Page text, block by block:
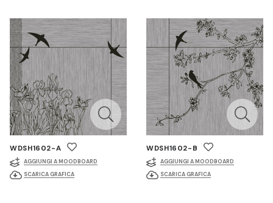
WDSH1602-A
AGGIUNGI A MOODBOARD
SCARICA GRAFICA
WDSH1602-B
AGGIUNGI A MOODBOARD
SCARICA GRAFICA